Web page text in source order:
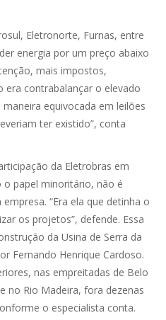
Eletronorte, Furnas, entre
energia por um preço abaixo
mais impostos,
era contrabalançar o elevado
equivocada em leilões
ter existido”, conta
da Eletrobras em
o papel minoritário, não é
“Era ela que detinha o
os projetos”, defende. Essa
da Usina de Serra da
Fernando Henrique Cardoso.
nas empreitadas de Belo
no Rio Madeira, fora dezenas
o especialista conta.